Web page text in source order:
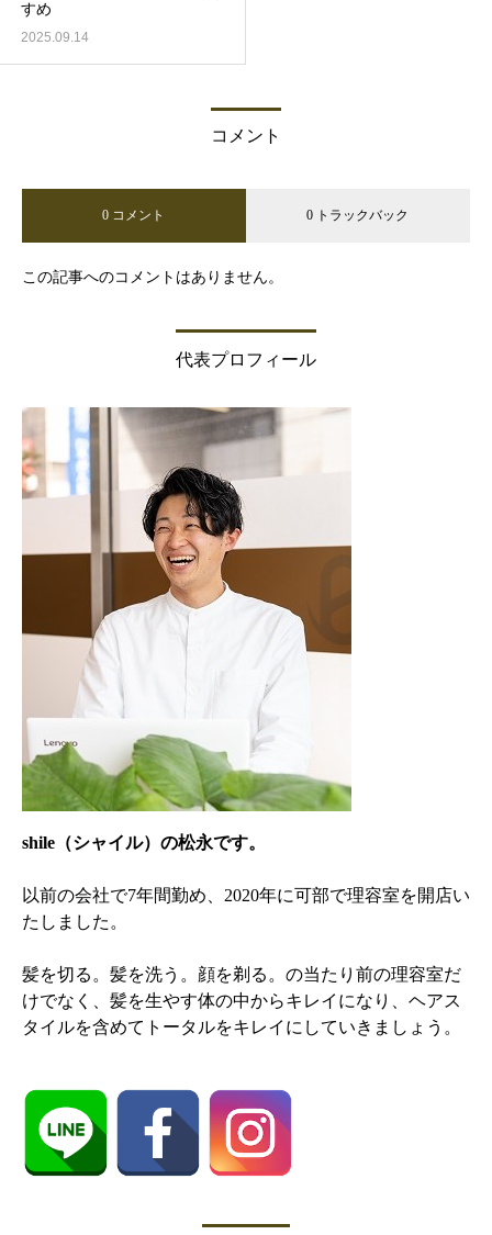
すめ
2025.09.14
コメント
0 コメント 0 トラックバック
この記事へのコメントはありません。
代表プロフィール
shile（シャイル）の松永です。
以前の会社で7年間勤め、2020年に可部で理容室を開店い
たしました。
髪を切る。髪を洗う。顔を剃る。の当たり前の理容室だ
けでなく、髪を生やす体の中からキレイになり、ヘアス
タイルを含めてトータルをキレイにしていきましょう。